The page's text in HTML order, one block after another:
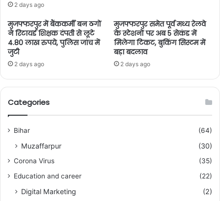
2 days ago
मुजफ्फरपुर में बैंककर्मी बन ठगों
ने रिटायर्ड शिक्षक दंपती से लूटे
4.80 लाख रुपये, पुलिस जांच में
जुटी
2 days ago
मुजफ्फरपुर समेत पूर्व मध्य रेलवे
के स्टेशनों पर अब 5 सेकंड में
मिलेगा टिकट, बुकिंग सिस्टम में
बड़ा बदलाव
2 days ago
Categories
Bihar (64)
Muzaffarpur (30)
Corona Virus
(35)
Education and career
(22)
Digital Marketing (2)